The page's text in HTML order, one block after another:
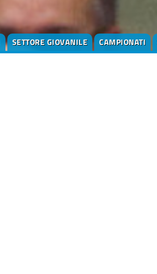
SETTORE GIOVANILE CAMPIONATI